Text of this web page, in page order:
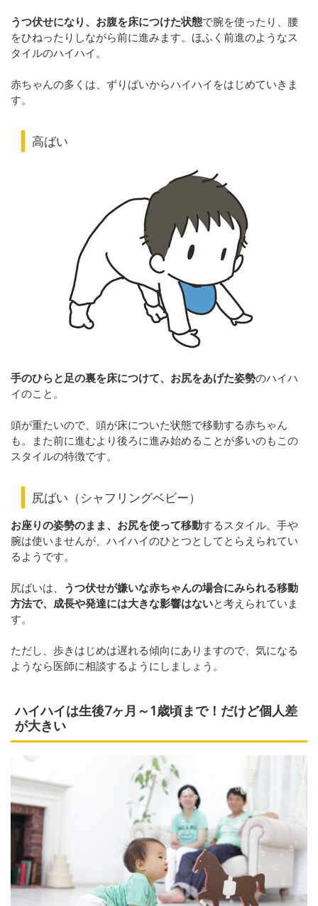
うつ伏せになり、お腹を床につけた状態で腕を使ったり、腰
をひねったりしながら前に進みます。ほふく前進のようなス
タイルのハイハイ。
赤ちゃんの多くは、ずりばいからハイハイをはじめていきま
す。
高ばい
手のひらと足の裏を床につけて、お尻をあげた姿勢のハイハ
イのこと。
頭が重たいので、頭が床についた状態で移動する赤ちゃん
も。また前に進むより後ろに進み始めることが多いのもこの
スタイルの特徴です。
尻ばい（シャフリングベビー）
お座りの姿勢のまま、お尻を使って移動するスタイル。手や
腕は使いませんが、ハイハイのひとつとしてとらえられてい
るようです。
尻ばいは、 うつ伏せが嫌いな赤ちゃんの場合にみられる移動
方法で、成長や発達には大きな影響はないと考えられていま
す。
ただし、歩きはじめは遅れる傾向にありますので、気になる
ようなら医師に相談するようにしましょう。
ハイハイは生後7ヶ月～1歳頃まで！だけど個人差
が大きい